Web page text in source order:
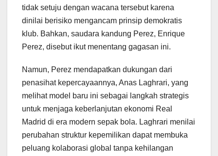
tidak setuju dengan wacana tersebut karena
dinilai berisiko mengancam prinsip demokratis
klub. Bahkan, saudara kandung Perez, Enrique
Perez, disebut ikut menentang gagasan ini.
Namun, Perez mendapatkan dukungan dari
penasihat kepercayaannya, Anas Laghrari, yang
melihat model baru ini sebagai langkah strategis
untuk menjaga keberlanjutan ekonomi Real
Madrid di era modern sepak bola. Laghrari menilai
perubahan struktur kepemilikan dapat membuka
peluang kolaborasi global tanpa kehilangan